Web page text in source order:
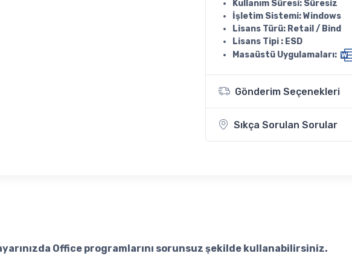
Kullanım Süresi: Süresiz
İşletim Sistemi: Windows
Lisans Türü: Retail / Bind
Lisans Tipi : ESD
Masaüstü Uygulamaları:
Gönderim Seçenekleri
Sıkça Sorulan Sorular
Office programlarını sorunsuz şekilde kullanabilirsiniz.